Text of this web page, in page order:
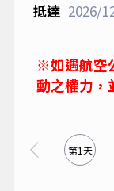
2026/
※如遇航空
動之權力，
第1天